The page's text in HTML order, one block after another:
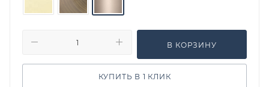
В КОРЗИНУ
КУПИТЬ В 1 КЛИК